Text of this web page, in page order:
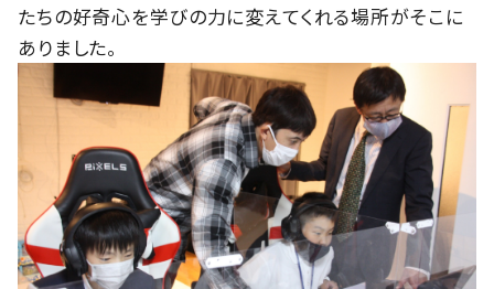
たちの好奇心を学びの力に変えてくれる場所がそこに
ありました。